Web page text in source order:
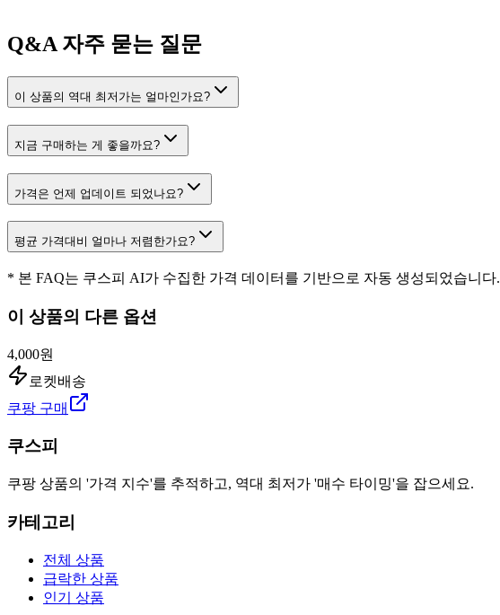
Q&A자주 묻는 질문
이 상품의 역대 최저가는 얼마인가요?
지금 구매하는 게 좋을까요?
가격은 언제 업데이트 되었나요?
평균 가격대비 얼마나 저렴한가요?
* 본 FAQ는 쿠스피 AI가 수집한 가격 데이터를 기반으로 자동 생성되었습니
이 상품의 다른 옵션
4,000원
로켓배송
쿠팡 구매
쿠스피
쿠팡 상품의 '가격 지수'를 추적하고, 역대 최저가 '매수 타이밍'을 잡으세요.
카테고리
전체 상품
급락한 상품
인기 상품